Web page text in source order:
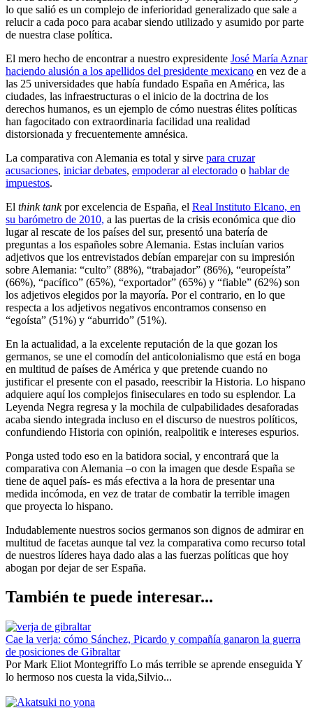
lo que salió es un complejo de inferioridad generalizado que sale a
relucir a cada poco para acabar siendo utilizado y asumido por parte
de nuestra clase política.
El mero hecho de encontrar a nuestro expresidente José María Aznar
haciendo alusión a los apellidos del presidente mexicano en vez de a
las 25 universidades que había fundado España en América, las
ciudades, las infraestructuras o el inicio de la doctrina de los
derechos humanos, es un ejemplo de cómo nuestras élites políticas
han fagocitado con extraordinaria facilidad una realidad
distorsionada y frecuentemente amnésica.
La comparativa con Alemania es total y sirve para cruzar
acusaciones, iniciar debates, empoderar al electorado o hablar de
impuestos.
El think tankpor excelencia de España, el Real Instituto Elcano, en
su barómetro de 2010, a las puertas de la crisis económica que dio
lugar al rescate de los países del sur, presentó una batería de
preguntas a los españoles sobre Alemania. Estas incluían varios
adjetivos que los entrevistados debían emparejar con su impresión
sobre Alemania: “culto” (88%), “trabajador” (86%), “europeísta”
(66%), “pacífico” (65%), “exportador” (65%) y “fiable” (62%) son
los adjetivos elegidos por la mayoría. Por el contrario, en lo que
respecta a los adjetivos negativos encontramos consenso en
“egoísta” (51%) y “aburrido” (51%).
En la actualidad, a la excelente reputación de la que gozan los
germanos, se une el comodín del anticolonialismo que está en boga
en multitud de países de América y que pretende cuando no
justificar el presente con el pasado, reescribir la Historia. Lo hispano
adquiere aquí los complejos finiseculares en todo su esplendor. La
Leyenda Negra regresa y la mochila de culpabilidades desaforadas
acaba siendo integrada incluso en el discurso de nuestros políticos,
confundiendo Historia con opinión, realpolitik e intereses espurios.
Ponga usted todo eso en la batidora social, y encontrará que la
comparativa con Alemania –o con la imagen que desde España se
tiene de aquel país- es más efectiva a la hora de presentar una
medida incómoda, en vez de tratar de combatir la terrible imagen
que proyecta lo hispano.
Indudablemente nuestros socios germanos son dignos de admirar en
multitud de facetas aunque tal vez la comparativa como recurso total
de nuestros líderes haya dado alas a las fuerzas políticas que hoy
abogan por dejar de ser España.
También te puede interesar...
Cae la verja: cómo Sánchez, Picardo y compañía ganaron la guerra
de posiciones de Gibraltar
Por Mark Eliot Montegriffo Lo más terrible se aprende enseguida Y
lo hermoso nos cuesta la vida,Silvio...